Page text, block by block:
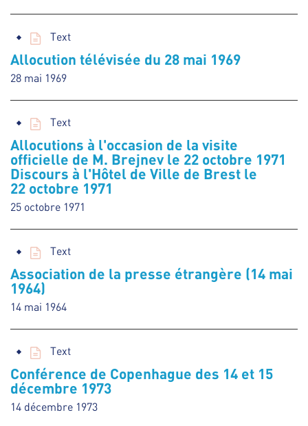
Text
Allocution télévisée du 28 mai 1969
28 mai 1969
Text
Allocutions à l'occasion de la visite
officielle de M. Brejnev le 22 octobre 1971
Discours à l'Hôtel de Ville de Brest le
22 octobre 1971
25 octobre 1971
Text
Association de la presse étrangère (14 mai
1964)
14 mai 1964
Text
Conférence de Copenhague des 14 et 15
décembre 1973
14 décembre 1973